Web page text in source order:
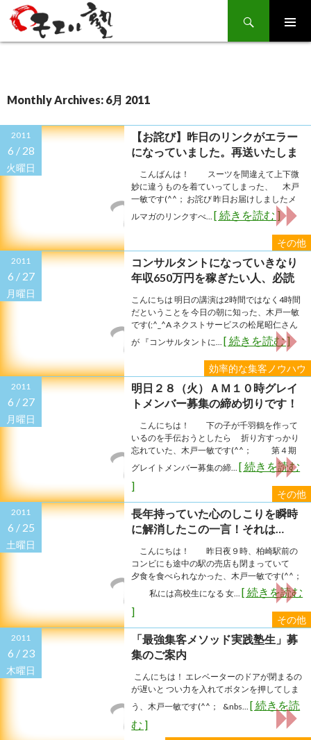
Search
SKIP
TO
Monthly Archives: 6月 2011
2011
6 / 28
火曜日
その他
【お詫び】昨日のリンクがエラー
になっていました。再送いたしま
こんばんは！ スーツを間違えて上下微
妙に違うものを着ていってしまった、 木戸
一敏です(^^； お詫び 昨日お届けしましたメ
ルマガのリンクすべ... [ 続きを読む ]
2011
6 / 27
月曜日
効率的な集客ノウハウ
コンサルタントになっていきなり
年収650万円を稼ぎたい人、必読
こんにちは 明日の講演は2時間ではなく4時間
だということを 今日の朝に知った、木戸一敏
です(;^_^A ネクストサービスの松尾昭仁さん
が 『コンサルタントに... [ 続きを読む ]
2011
6 / 27
月曜日
その他
明日２８（火）ＡＭ１０時グレイ
トメンバー募集の締め切りです！
こんにちは！ 下の子が千羽鶴を作って
いるのを手伝おうとしたら 折り方すっかり
忘れていた、木戸一敏です(^^； 第４期
グレイトメンバー募集の締... [ 続きを読む
]
2011
6 / 25
土曜日
その他
長年持っていた心のしこりを瞬時
に解消したこの一言！それは…
こんにちは！ 昨日夜９時、柏崎駅前の
コンビにも途中の駅の売店も閉まっていて
夕食を食べられなかった、木戸一敏です(^^；
私には高校生になる 女... [ 続きを読む
]
2011
6 / 23
木曜日
「最強集客メソッド実践塾生」募
集のご案内
こんにちは！ エレベーターのドアが閉まるの
が遅いと つい力を入れてボタンを押してしま
う、木戸一敏です(^^； &nbs... [ 続きを読
む ]